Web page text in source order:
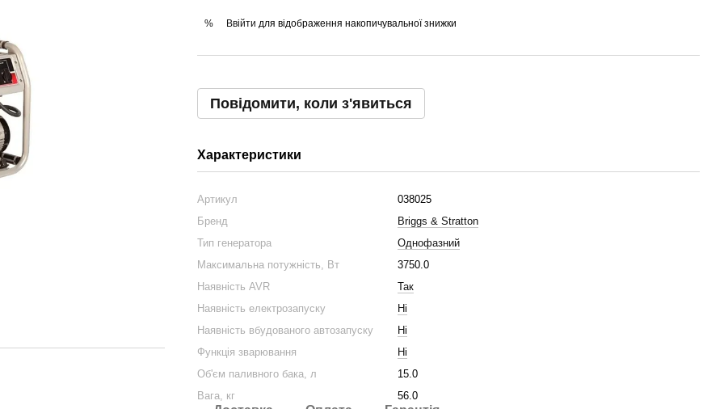
% Ввійти для відображення накопичувальної знижки
Повідомити, коли з'явиться
Характеристики
Артикул
038025
Бренд
Briggs & Stratton
Тип генератора
Однофазний
Максимальна потужність, Вт
3750.0
Наявність AVR
Так
Наявність електрозапуску
Ні
Наявність вбудованого автозапуску
Ні
Функція зварювання
Ні
Об'єм паливного бака, л
15.0
Вага, кг
56.0